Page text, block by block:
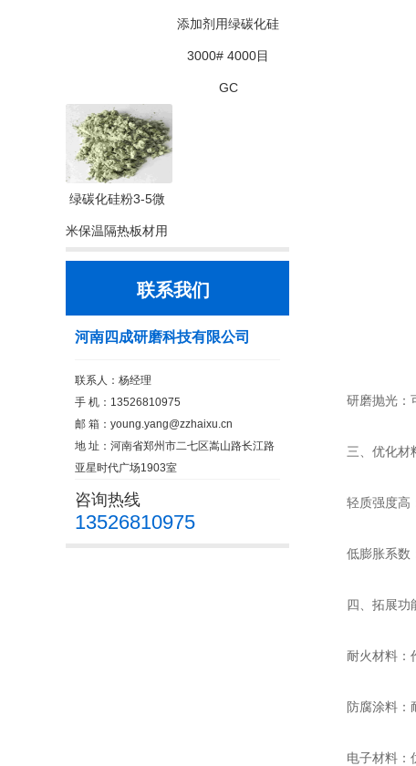
添加剂用绿碳化硅
3000# 4000目
GC
绿碳化硅粉3-5微
米保温隔热板材用
联系我们
河南四成研磨科技有限公司
联系人：杨经理
手 机：13526810975
邮 箱： young.yang@zzhaixu.cn
地 址：河南省郑州市二七区嵩山路长江路
亚星时代广场1903室
咨询热线
13526810975
研磨抛光：可
三、优化材
轻质强度高：
低膨胀系数：
四、拓展功
耐火材料：作
防腐涂料：耐
电子材料：优